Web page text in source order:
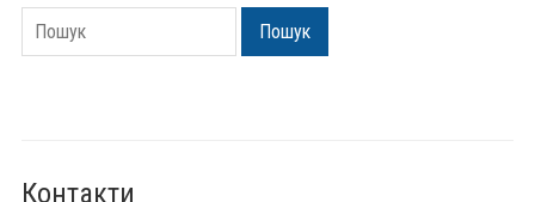
Пошук Пошук
Контакти